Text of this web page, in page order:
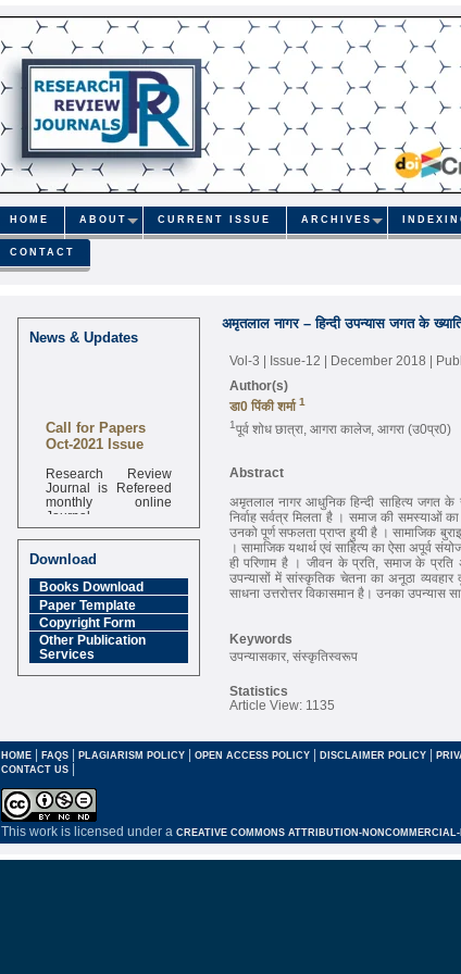
HOME ABOUT CURRENT ISSUE ARCHIVES
CONTACT
News & Updates
Call for Papers
Oct-2021 Issue
Research Review
Journal is Refereed
monthly online
Journal
Impact Factor
6.377 [SJIF]
Download
Books Download
Paper Template
Copyright Form
Other Publication
Services
अमृतलाल नागर – हिन्दी उपन्यास जगत के
Vol-3 | Issue-12 | December 2018 |
Author(s)
डा0 पिंकी शर्मा 1
1पूर्व शोध छात्रा, आगरा कालेज, आगरा (उ0प्र0)
Abstract
अमृतलाल नागर आधुनिक हिन्दी साहित्य जगत के
निर्वाह सर्वत्र मिलता है । समाज की
उनको पूर्ण सफलता प्राप्त हुयी है । सामाजिक
। सामाजिक यथार्थ एवं साहित्य का ऐसा अपूर्व
ही परिणाम है । जीवन के प्रति, समाज के प्रति
उपन्यासों में सांस्कृतिक चेतना का अनूठा
साधना उत्तरोत्तर विकासमान है। उनका उपन्यास
Keywords
उपन्यासकार, संस्कृतिस्वरूप
Statistics
Article View: 1135
HOME | FAQS | PLAGIARISM POLICY | OPEN ACCESS POLICY | DISCLAIMER POLICY |
CONTACT US |
This work is licensed under a CREATIVE COMMONS ATTRIBUTION-